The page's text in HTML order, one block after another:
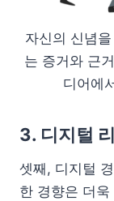
자신의 신념
는 증거와 근
디어에
3. 디지털
셋째, 디지털
한 경향은 더